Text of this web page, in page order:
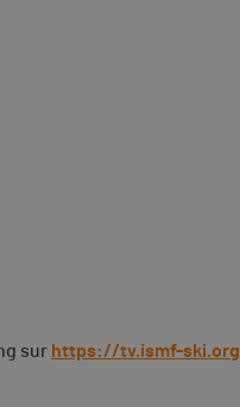
sur https://tv.ismf-ski.org